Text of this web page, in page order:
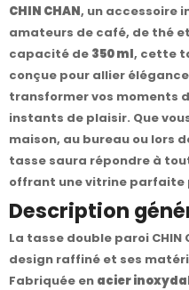
CHIN CHAN, un accessoire
amateurs de café, de thé
capacité de 350 ml, cette
conçue pour allier
transformer vos moments
instants de plaisir. Que
maison, au bureau ou lors
tasse saura répondre à
offrant une vitrine parfaite
Description
La tasse double paroi CHIN
design raffiné et ses
Fabriquée en acier